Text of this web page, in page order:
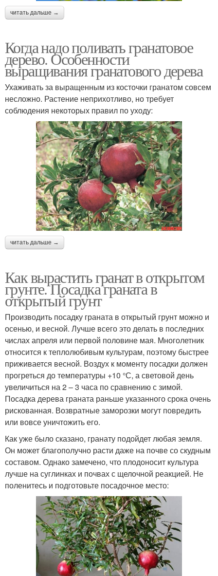
читать дальше →
Когда надо поливать гранатовое
дерево. Особенности
выращивания гранатового дерева
Ухаживать за выращенным из косточки гранатом совсем
несложно. Растение неприхотливо, но требует
соблюдения некоторых правил по уходу:
читать дальше →
Как вырастить гранат в открытом
грунте. Посадка граната в
открытый грунт
Производить посадку граната в открытый грунт можно и
осенью, и весной. Лучше всего это делать в последних
числах апреля или первой половине мая. Многолетник
относится к теплолюбивым культурам, поэтому быстрее
приживается весной. Воздух к моменту посадки должен
прогреться до температуры +10 °С, а световой день
увеличиться на 2 – 3 часа по сравнению с зимой.
Посадка дерева граната раньше указанного срока очень
рискованная. Возвратные заморозки могут повредить
или вовсе уничтожить его.
Как уже было сказано, гранату подойдет любая земля.
Он может благополучно расти даже на почве со скудным
составом. Однако замечено, что плодоносит культура
лучше на суглинках и почвах с щелочной реакцией. Не
поленитесь и подготовьте посадочное место: